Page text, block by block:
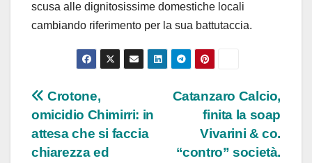
scusa alle dignitosissime domestiche locali
cambiando riferimento per la sua battutaccia.
Navigazione
articoli
Catanzaro Calcio,
finita la soap
Vivarini & co.
“contro” società.
Crotone,
omicidio Chimirri: in
attesa che si faccia
chiarezza ed